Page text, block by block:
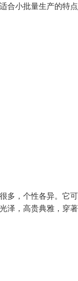
合小批量生产的特
多，个性各异。它
泽，高贵典雅，穿